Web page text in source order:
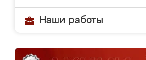
Наши работы